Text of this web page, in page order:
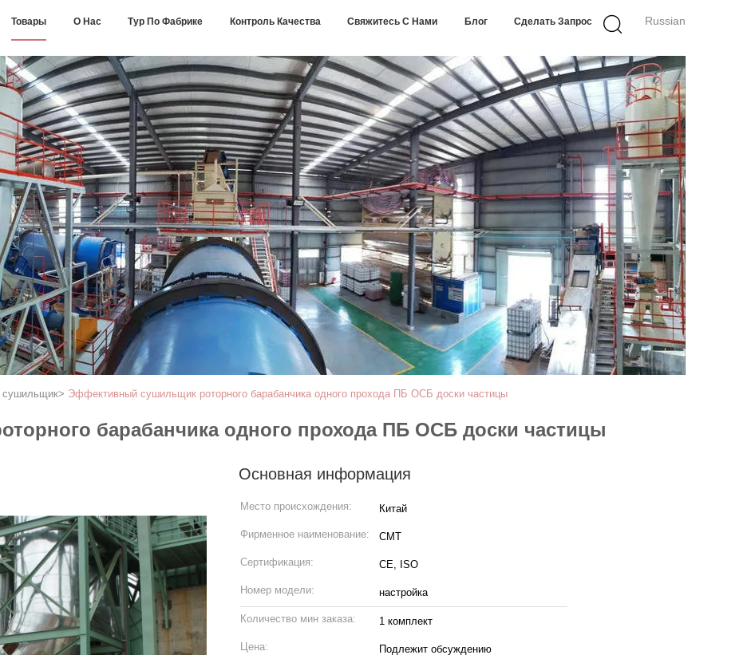
Russian
Товары О Нас Тур По Фабрике Контроль Качества Свяжитесь С Нами Блог Сделать Запрос
сушильщик> Эффективный сушильщик роторного барабанчика одного прохода ПБ ОСБ доски частицы
барабанчика одного прохода ПБ ОСБ доски частицы
Основная информация
Место происхождения: Китай
Фирменное наименование: CMT
Сертификация: CE, ISO
Номер модели: настройка
Количество мин заказа: 1 комплект
Цена: Подлежит обсуждению